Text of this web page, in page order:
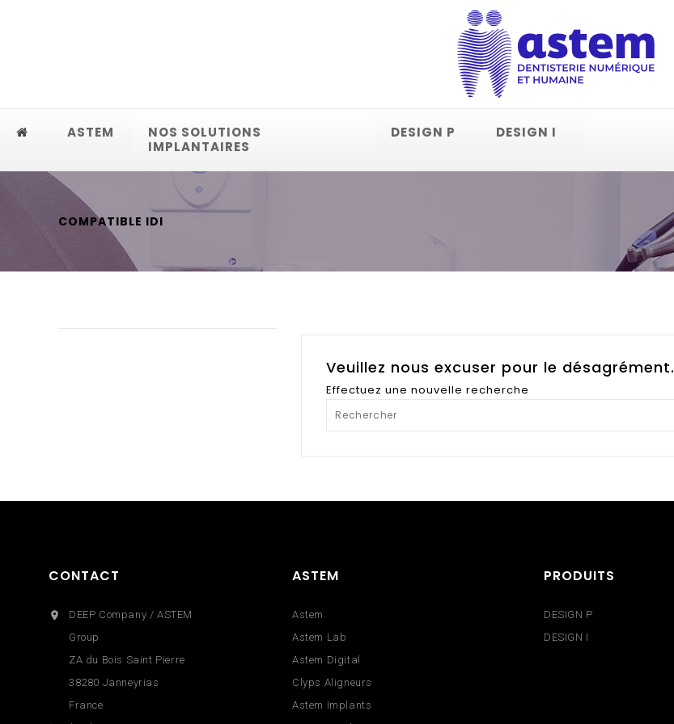
ASTEM
NOS SOLUTIONS
IMPLANTAIRES
DESIGN P DESIGN I
COMPATIBLE IDI
Veuillez nous excuser pour le désagrément.
Effectuez une nouvelle recherche
CONTACT

DEEP Company / ASTEM
Group
ZA du Bois Saint Pierre
38280 Janneyrias
France
ASTEM
Astem
Astem Lab
Astem Digital
Clyps Aligneurs
Astem Implants
PRODUITS
DESIGN P
DESIGN I